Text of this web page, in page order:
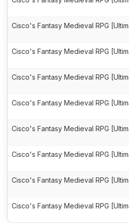
Cisco's Fantasy Medieval RPG
Cisco's Fantasy Medieval RPG
Cisco's Fantasy Medieval RPG
Cisco's Fantasy Medieval RPG
Cisco's Fantasy Medieval RPG
Cisco's Fantasy Medieval RPG
Cisco's Fantasy Medieval RPG
Cisco's Fantasy Medieval RPG